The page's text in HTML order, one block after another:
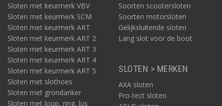
Sloten met keurmerk VBV
Sloten met keurmerk SCM
Sloten met keurmerk ART
Sloten met keurmerk ART 2
Sloten met keurmerk ART 3
Sloten met keurmerk ART 4
Sloten met keurmerk ART 5
Sloten met slothoes
Sloten met grondanker
Sloten met loop, ring, lus
Soorten scootersloten
Soorten motorsloten
Gelijksluitende sloten
Lang slot voor de boot
SLOTEN > MERKEN
AXA sloten
Pro-tect sloten